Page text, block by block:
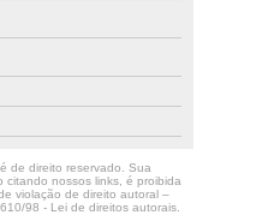
de direito reservado. Sua
citando nossos links, é proibida
violação de direito autoral –
98 - Lei de direitos autorais.